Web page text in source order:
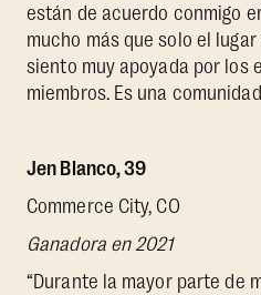
están de acuerdo conmigo
mucho más que solo el
siento muy apoyada por los
miembros. Es una
Jen Blanco, 39
Commerce City, CO
Ganadora en 2021
“Durante la mayor parte de